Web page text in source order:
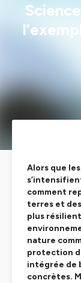
Alors que
comment
terres et
plus
nature
protection
intégrée de
concrètes.